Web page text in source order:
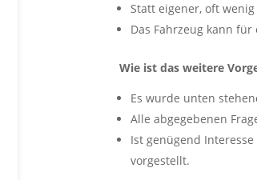
Statt eigener, oft
Das Fahrzeug kann
Wie ist das weitere
Es wurde unten
Alle abgegebenen
Ist genügend
vorgestellt.